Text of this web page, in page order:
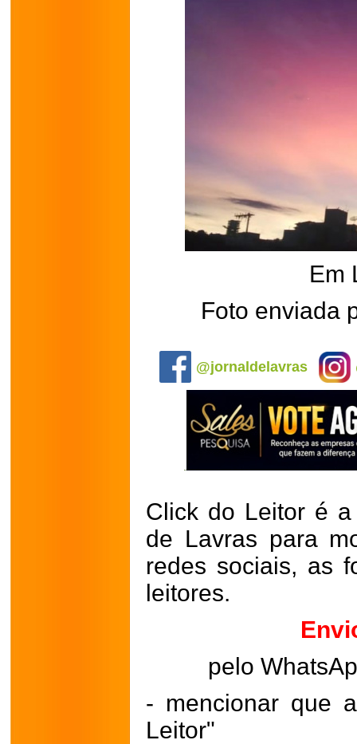
Em
Foto enviada
@jornaldelavras
Click do Leitor é
de Lavras para
redes sociais, as
leitores.
pelo
- mencionar que
Leitor"